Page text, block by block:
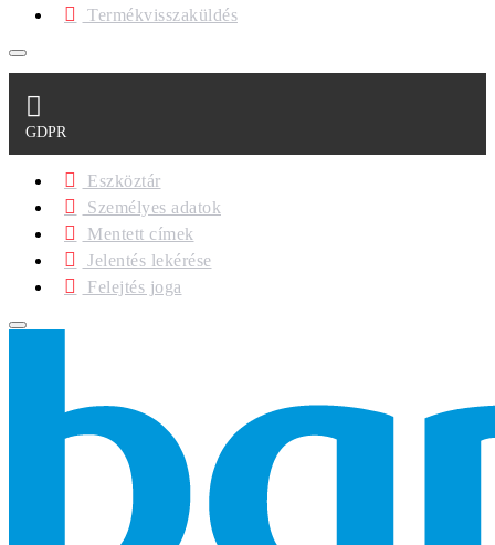
Termékvisszaküldés
GDPR
Eszköztár
Személyes adatok
Mentett címek
Jelentés lekérése
Felejtés joga